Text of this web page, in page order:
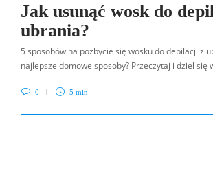
Jak usunąć wosk do
ubrania?
5 sposobów na pozbycie się wosku do depilacji z
najlepsze domowe sposoby? Przeczytaj i dziel się
0 5 min